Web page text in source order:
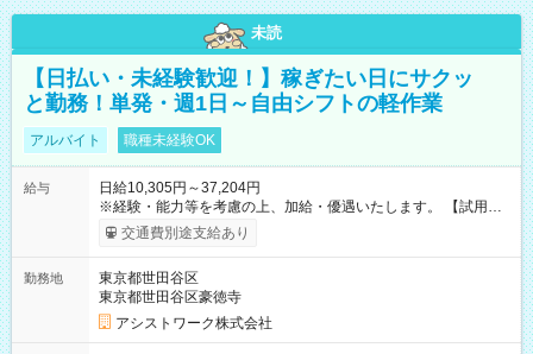
未読
【日払い・未経験歓迎！】稼ぎたい日にサクッ
と勤務！単発・週1日～自由シフトの軽作業
アルバイト 職種未経験OK
給与
日給10,305円～37,204円
※経験・能力等を考慮の上、加給・優遇いたします。 【試用期
間】試用期間なし
交通費別途支給あり
勤務地
東京都世田谷区
東京都世田谷区豪徳寺
アシストワーク株式会社